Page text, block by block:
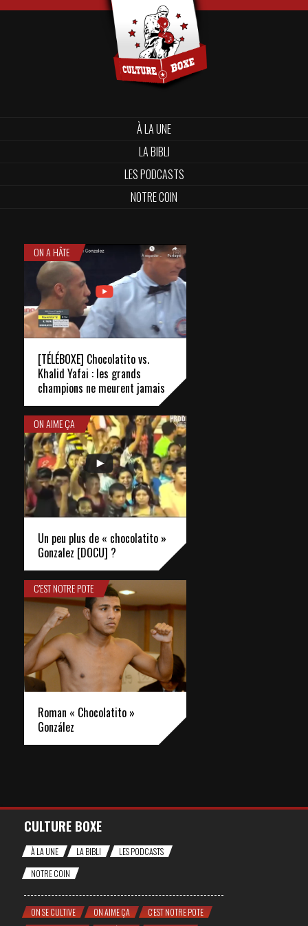
À LA UNE
LA BIBLI
LES PODCASTS
NOTRE COIN
ON A HÂTE
[TÉLÉBOXE] Chocolatito vs.
Khalid Yafai : les grands
champions ne meurent jamais
ON AIME ÇA
Un peu plus de « chocolatito »
Gonzalez [DOCU] ?
C'EST NOTRE POTE
Roman « Chocolatito »
González
CULTURE BOXE
À LA UNE LA BIBLI
LES PODCASTS
NOTRE COIN
ON SE CULTIVE ON AIME ÇA
C'EST NOTRE POTE